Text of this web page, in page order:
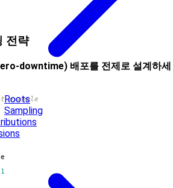
Roots
Sampling
전략
downtime) 배포를 전제로 설계하세
example
1